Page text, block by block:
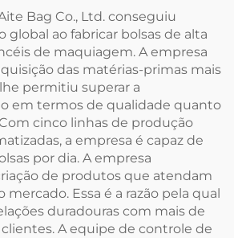
Maquiagem,
Artesanato e
Presentes
Bag Co., Ltd. conseguiu
global ao fabricar bolsas de alta
de maquiagem. A empresa
das matérias-primas mais
permitiu superar a
em termos de qualidade quanto
cinco linhas de produção
a empresa é capaz de
por dia. A empresa
de produtos que atendam
mercado. Essa é a razão pela qual
duradouras com mais de
A equipe de controle de